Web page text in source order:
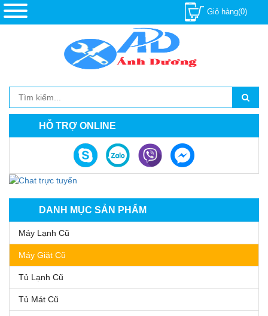
Giỏ hàng(0)
HỖ TRỢ ONLINE
DANH MỤC SẢN PHẨM
Máy Lạnh Cũ
Máy Giặt Cũ
Tủ Lạnh Cũ
Tủ Mát Cũ